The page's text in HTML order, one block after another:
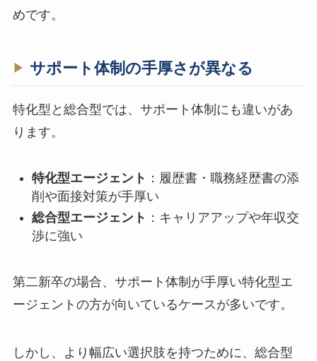
めです。
サポート体制の手厚さが異なる
特化型と総合型では、サポート体制にも違いがあ
ります。
特化型エージェント ：履歴書・職務経歴書の添
削や面接対策が手厚い
総合型エージェント ：キャリアアップや年収交
渉に強い
第二新卒の場合、サポート体制が手厚い特化型エ
ージェントの方が向いているケースが多いです。
しかし、より幅広い選択肢を持つために、総合型